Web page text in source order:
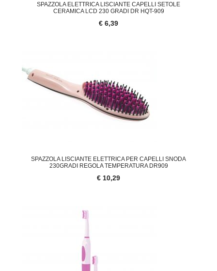
SPAZZOLA ELETTRICA LISCIANTE CAPELLI SETOLE
CERAMICA LCD 230 GRADI DR HQT-909
€ 6,39
SPAZZOLA LISCIANTE ELETTRICA PER CAPELLI SNODA
230GRADI REGOLA TEMPERATURA DR909
€ 10,29